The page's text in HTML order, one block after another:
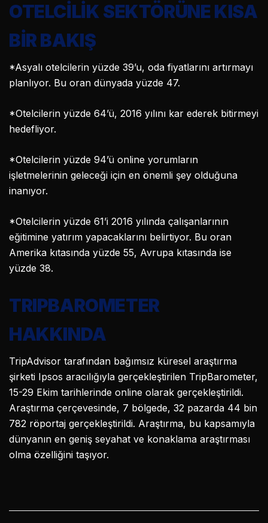
OTELCİLİK SEKTÖRÜNE KISA
BİR BAKIŞ
*Asyalı otelcilerin yüzde 39’u, oda fiyatlarını artırmayı
planlıyor. Bu oran dünyada yüzde 47.
*Otelcilerin yüzde 64’ü, 2016 yılını kar ederek bitirmeyi
hedefliyor.
*Otelcilerin yüzde 94’ü online yorumların
işletmelerinin geleceği için en önemli şey olduğuna
inanıyor.
*Otelcilerin yüzde 61’i 2016 yılında çalışanlarının
eğitimine yatırım yapacaklarını belirtiyor. Bu oran
Amerika kıtasında yüzde 55, Avrupa kıtasında ise
yüzde 38.
TRIPBAROMETER
HAKKINDA
TripAdvisor tarafından bağımsız küresel araştırma
şirketi Ipsos aracılığıyla gerçekleştirilen TripBarometer,
15-29 Ekim tarihlerinde online olarak gerçekleştirildi.
Araştırma çerçevesinde, 7 bölgede, 32 pazarda 44 bin
782 röportaj gerçekleştirildi. Araştırma, bu kapsamıyla
dünyanın en geniş seyahat ve konaklama araştırması
olma özelliğini taşıyor.